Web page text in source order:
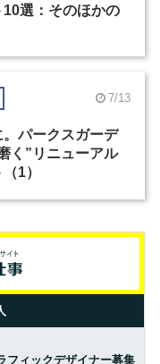
選：そのほかの
7/13
パークスガーデ
く”リニューアル
1）
フィックデザイナー募集